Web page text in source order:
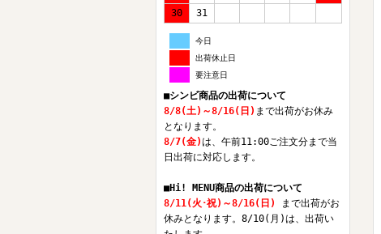
30
31
今日
出荷休止日
要注意日
■シンビ商品の出荷について
8/8(土)～8/16(日) まで出荷がお休み
となります。
8/7(金)は、午前11:00ご注文分まで当
日出荷に対応します。
■Hi! MENU商品の出荷について
8/11(火･祝)～8/16(日)
まで出荷がお
休みとなります。8/10(月)は、出荷い